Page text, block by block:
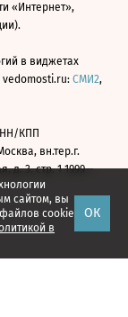
сайтом, вы
cookie
в
ОК
«Интернет»,
в виджетах
СМИ2,
КПП
вн.тер.г.
д. 3, стр. 1 1999—